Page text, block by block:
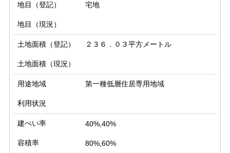
地目（登記） 宅地
地目（現況）
土地面積（登記） ２３６．０３平方メートル
土地面積（現況）
用途地域 第一種低層住居専用地域
利用状況
建ぺい率 40%,40%
容積率 80%,60%